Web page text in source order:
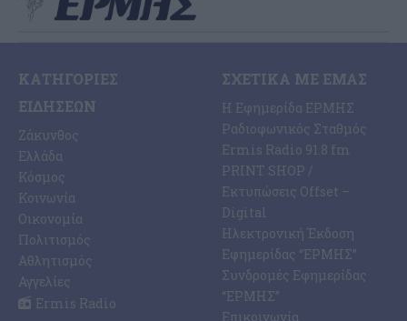
ΚΑΤΗΓΟΡΊΕΣ
ΕΙΔΉΣΕΩΝ
Ζάκυνθος
Ελλάδα
Κόσμος
Κοινωνία
Οικονομία
Πολιτισμός
Αθλητισμός
Αγγελίες
Ermis Radio
ΣΧΕΤΙΚΆ ΜΕ ΕΜΆΣ
Η Εφημερίδα ΕΡΜΗΣ
Ραδιοφωνικός Σταθμός
Ermis Radio 91.8 fm
PRINT SHOP /
Εκτυπώσεις Offset –
Digital
Ηλεκτρονική Έκδοση
Εφημερίδας “ΕΡΜΗΣ”
Συνδρομές Εφημερίδας
“ΕΡΜΗΣ”
Επικοινωνία